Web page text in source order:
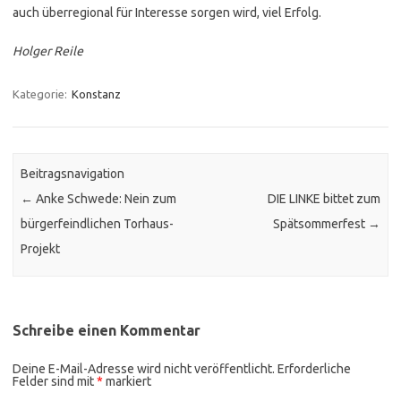
auch überregional für Interesse sorgen wird, viel Erfolg.
Holger Reile
Kategorie: Konstanz
Beitragsnavigation
← Anke Schwede: Nein zum
bürgerfeindlichen Torhaus-
Projekt
DIE LINKE bittet zum
Spätsommerfest →
Schreibe einen Kommentar
Deine E-Mail-Adresse wird nicht veröffentlicht. Erforderliche
Felder sind mit* markiert